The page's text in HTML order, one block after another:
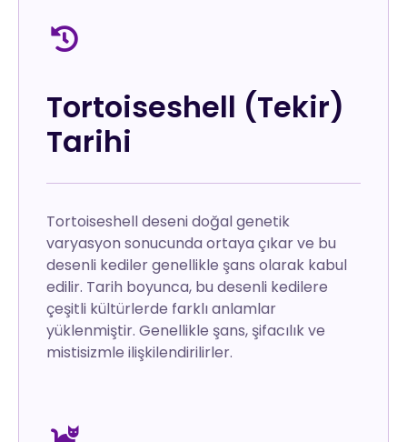
Tortoiseshell (Tekir)
Tarihi
Tortoiseshell deseni doğal genetik
varyasyon sonucunda ortaya çıkar ve bu
desenli kediler genellikle şans olarak kabul
edilir. Tarih boyunca, bu desenli kedilere
çeşitli kültürlerde farklı anlamlar
yüklenmiştir. Genellikle şans, şifacılık ve
mistisizmle ilişkilendirilirler.